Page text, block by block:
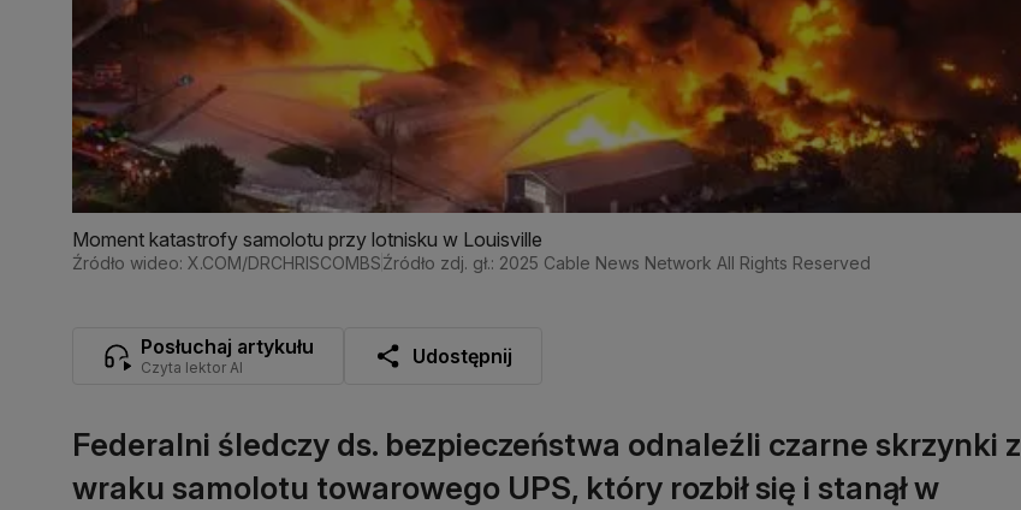
Moment katastrofy samolotu przy lotnisku w Louisville
Źródło wideo: X.COM/DRCHRISCOMBSŹródło zdj. gł.: 2025 Cable News Network All Rights Reserved
Posłuchaj artykułu
Czyta lektor AI Udostępnij
Federalni śledczy ds. bezpieczeństwa odnaleźli czarne skrzynki z
wraku samolotu towarowego UPS, który rozbił się i stanął w